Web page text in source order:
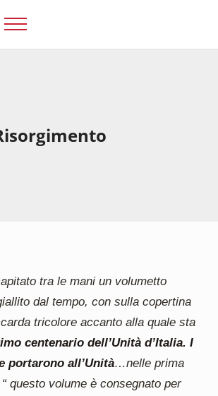
Firenze
Menu
tra le mani un volumetto
dal tempo, con sulla copertina
tricolore accanto alla quale sta
centenario dell’Unità d’Italia. I
portarono all’Unità…nelle prima
questo volume è consegnato per